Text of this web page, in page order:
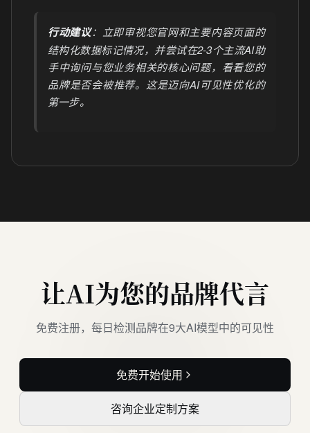
行动建议：立即审视您官网和主要内容页面的
结构化数据标记情况，并尝试在2-3个主流AI助
手中询问与您业务相关的核心问题，看看您的
品牌是否会被推荐。这是迈向AI可见性优化的
第一步。
让AI为您的品牌代言
免费注册，每日检测品牌在9大AI模型中的可见性
免费开始使用
咨询企业定制方案